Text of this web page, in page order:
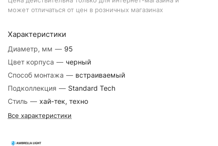
Характеристики
Диаметр, мм — 95
Цвет корпуса — черный
Способ монтажа — встраиваемый
Подколлекция — Standard Tech
Стиль — хай-тек, техно
Все характеристики
может отличаться от цен в розничных магазинах